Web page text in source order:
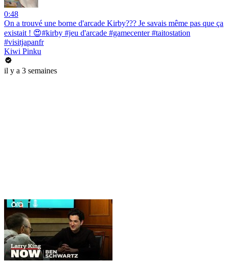
0:48
On a trouvé une borne d'arcade Kirby??? Je savais même pas que ça
existait ! 😍#kirby #jeu d'arcade #gamecenter #taitostation
#visitjapanfr
Kiwi Pinku
il y a 3 semaines